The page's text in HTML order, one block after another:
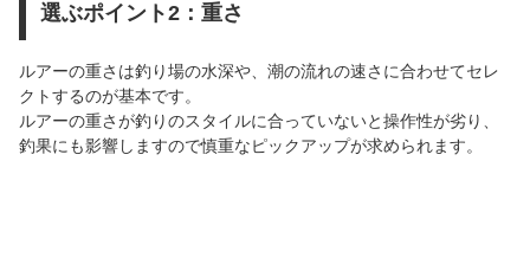
選ぶポイント2：重さ
ルアーの重さは釣り場の水深や、潮の流れの速さに合わせてセレ
クトするのが基本です。
ルアーの重さが釣りのスタイルに合っていないと操作性が劣り、
釣果にも影響しますので慎重なピックアップが求められます。